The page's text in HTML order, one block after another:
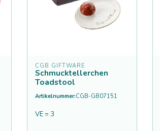
CGB GIFTWARE
Schmucktellerchen
Toadstool
Artikelnummer:CGB-GB07151
VE = 3